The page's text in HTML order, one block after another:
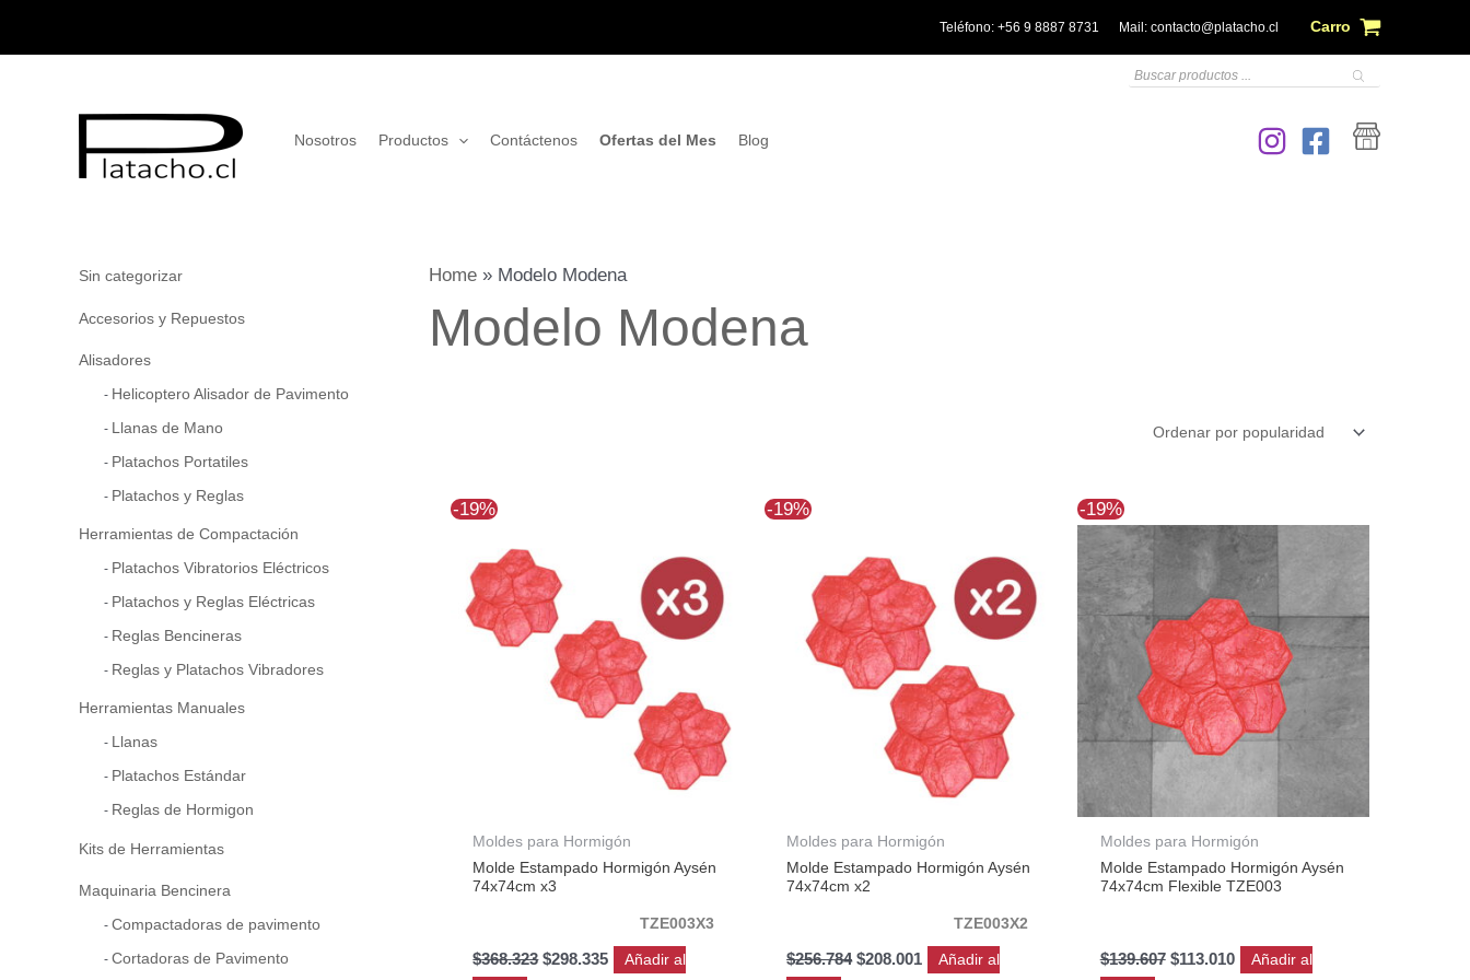
Teléfono:+56 9 8887 8731 Mail:contacto@platacho.cl Carro
Búsqueda
de
Nosotros Productos Contáctenos Ofertas del Mes Blog
Sin categorizar
Accesorios y Repuestos
Alisadores
Helicoptero Alisador de Pavimento
Llanas de Mano
Platachos Portatiles
Platachos y Reglas
Herramientas de Compactación
Platachos Vibratorios Eléctricos
Platachos y Reglas Eléctricas
Reglas Bencineras
Reglas y Platachos Vibradores
Herramientas Manuales
Llanas
Platachos Estándar
Reglas de Hormigon
Kits de Herramientas
Maquinaria Bencinera
Compactadoras de pavimento
Cortadoras de Pavimento
Home » Modelo Modena
Modelo Modena
-19%
Moldes para Hormigón
Molde Estampado Hormigón Aysén
74x74cm x3
TZE003X3
$368.323
era:
$368.323.
$298.335
$298.335.
Añadir al
-19%
Moldes para Hormigón
Molde Estampado Hormigón Aysén
74x74cm x2
TZE003X2
$256.784
era:
$256.784.
$208.001
$208.001.
Añadir al
-19%
Moldes para Hormigón
Molde Estampado Hormigón Aysén
74x74cm Flexible TZE003
$139.607
precio
original
$139.607.
$113.010
precio
actual
es:
$113.010.
Añadir al